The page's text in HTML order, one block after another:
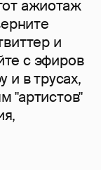
ажиотаж
и
с эфиров
и в трусах,
"артистов"